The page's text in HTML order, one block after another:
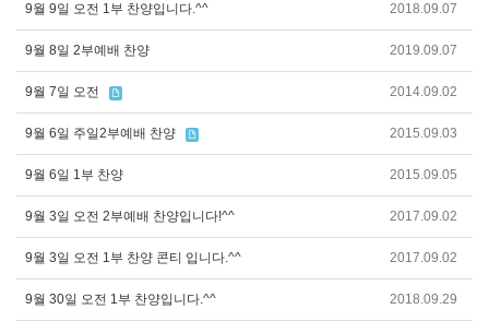
9월 9일 오전 1부 찬양입니다.^^ 2018.09.07
9월 8일 2부예배 찬양 2019.09.07
9월 7일 오전 2014.09.02
9월 6일 주일2부예배 찬양 2015.09.03
9월 6일 1부 찬양 2015.09.05
9월 3일 오전 2부예배 찬양입니다!^^ 2017.09.02
9월 3일 오전 1부 찬양 콘티 입니다.^^ 2017.09.02
9월 30일 오전 1부 찬양입니다.^^ 2018.09.29